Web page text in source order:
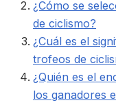
¿Cómo se
de ciclismo?
¿Cuál es el
trofeos de
¿Quién es el
los ganadores